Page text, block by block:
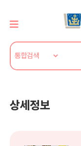
상세정보